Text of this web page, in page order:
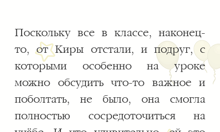
Поскольку все в классе, наконец-
то, от Киры отстали, и подруг, с
которыми особенно на уроке
можно обсудить что-то важное и
поболтать, не было, она смогла
полностью сосредоточиться на